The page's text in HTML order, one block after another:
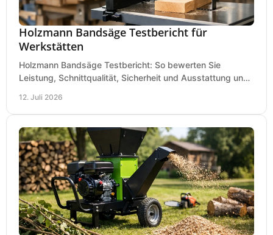
Holzmann Bandsäge Testbericht für
Werkstätten
Holzmann Bandsäge Testbericht: So bewerten Sie
Leistung, Schnittqualität, Sicherheit und Ausstattung und
12. Juli 2026